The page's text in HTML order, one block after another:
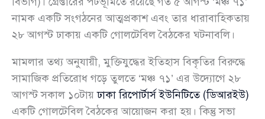
নামক একটি সংগঠনের আত্মপ্রকাশ এবং তার ধারাবাহিকতায়
২৮ আগস্ট ঢাকায় একটি গোলটেবিল বৈঠকের ঘটনাবলি।
মামলার তথ্য অনুযায়ী, মুক্তিযুদ্ধের ইতিহাস বিকৃতির বিরুদ্ধে
সামাজিক প্রতিরোধ গড়ে তুলতে ‘মঞ্চ ৭১’ এর উদ্যোগে ২৮
আগস্ট সকাল ১০টায়ঢাকা রিপোর্টার্স ইউনিটিতে (ডিআরইউ)
একটি গোলটেবিল বৈঠকের আয়োজন করা হয়। কিন্তু সভা